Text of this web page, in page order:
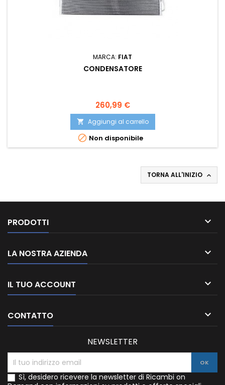
MARCA: FIAT
CONDENSATORE
Prezzo
260,99 €
 Aggiungi al carrello
 Non disponibile
TORNA ALL'INIZIO 
PRODOTTI 
LA NOSTRA AZIENDA 
IL TUO ACCOUNT 
CONTATTO 
NEWSLETTER
Sì, desidero ricevere la newsletter di Ricambi on